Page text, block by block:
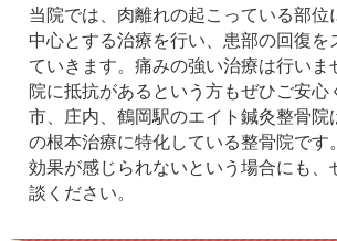
当院では、肉離れの起こっている部位
中心とする治療を行い、患部の回復を
ていきます。痛みの強い治療は行いま
院に抵抗があるという方もぜひご安心
市、庄内、鶴岡駅のエイト鍼灸整骨院
の根本治療に特化している整骨院です
効果が感じられないという場合にも、
談ください。